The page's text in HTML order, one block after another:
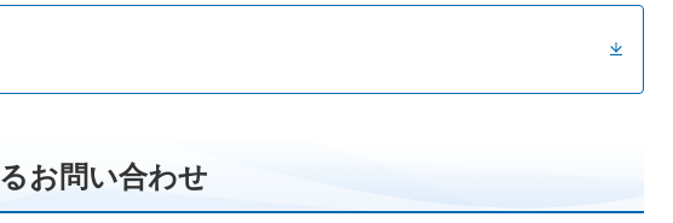
お問い合わせ